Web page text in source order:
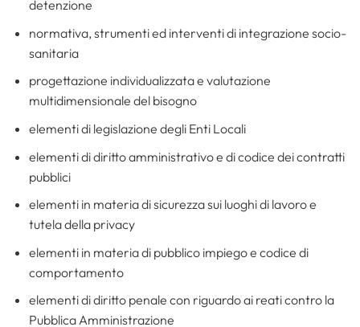
detenzione
normativa, strumenti ed interventi di integrazione socio-
sanitaria
progettazione individualizzata e valutazione
multidimensionale del bisogno
elementi di legislazione degli Enti Locali
elementi di diritto amministrativo e di codice dei contratti
pubblici
elementi in materia di sicurezza sui luoghi di lavoro e
tutela della privacy
elementi in materia di pubblico impiego e codice di
comportamento
elementi di diritto penale con riguardo ai reati contro la
Pubblica Amministrazione